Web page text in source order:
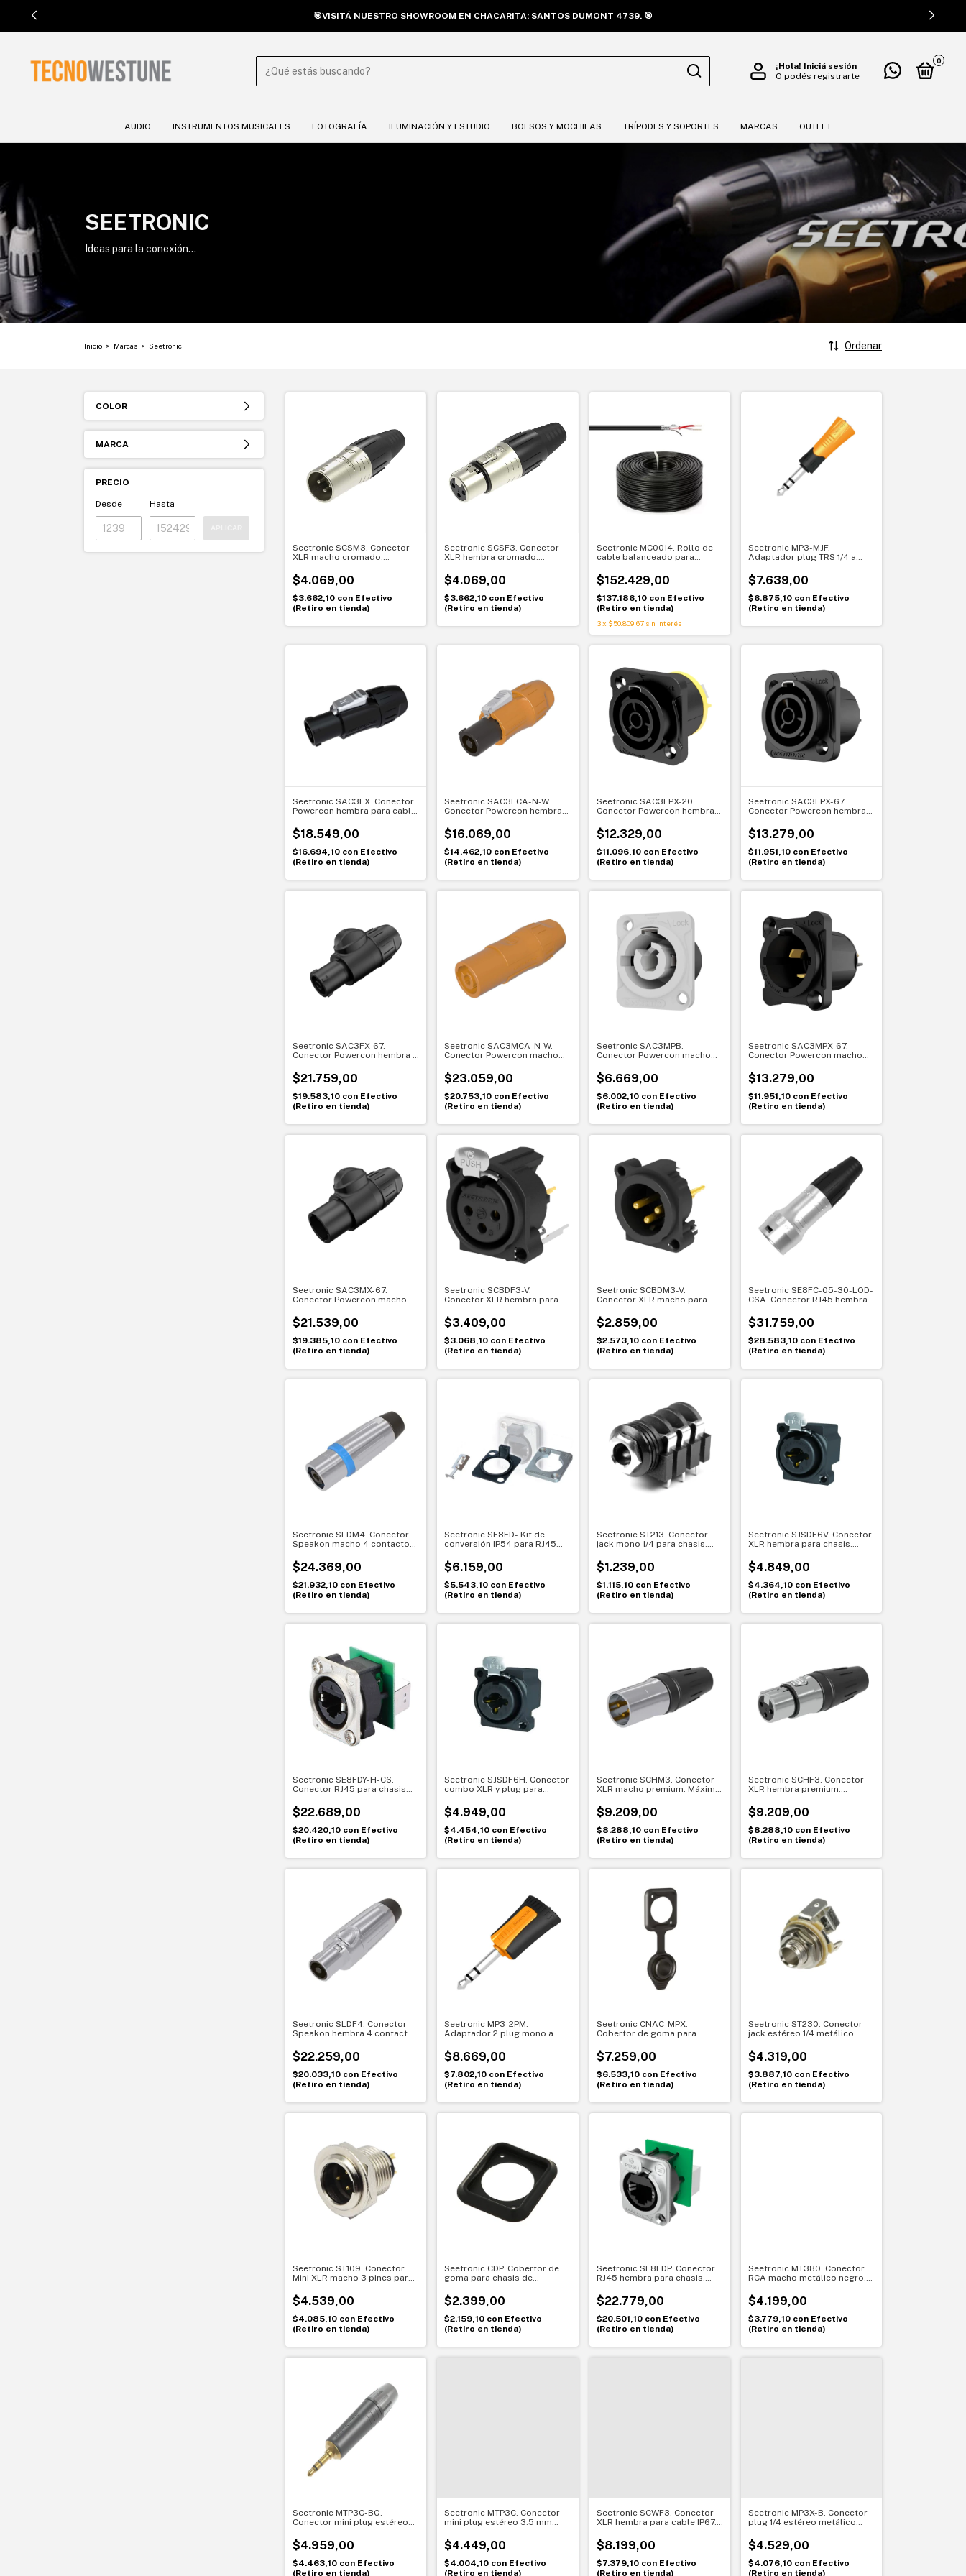
🎯VISITÁ NUESTRO SHOWROOM EN CHACARITA: SANTOS DUMONT 4739. 🎯
¡Hola! Iniciá sesión
O podés registrarte
0
AUDIO INSTRUMENTOS MUSICALES FOTOGRAFÍA ILUMINACIÓN Y ESTUDIO BOLSOS Y MOCHILAS TRÍPODES Y SOPORTES MARCAS OUTLET
SEETRONIC
Ideas para la conexión...
Inicio > Marcas > Seetronic Ordenar
COLOR
MARCA
PRECIO
Desde Hasta
Seetronic SCSM3. Conector
XLR macho cromado.
$4.069,00
$3.662,10 con Efectivo
(Retiro en tienda)
Seetronic SCSF3. Conector
XLR hembra cromado.
$4.069,00
$3.662,10 con Efectivo
(Retiro en tienda)
Seetronic MC0014. Rollo de
cable balanceado para
instalaciones fijas
$152.429,00
$137.186,10 con Efectivo
(Retiro en tienda)
3 x $50.809,67 sin interés
Seetronic MP3-MJF.
Adaptador plug TRS 1/4 a
práctica y versátil
$7.639,00
$6.875,10 con Efectivo
(Retiro en tienda)
Seetronic SAC3FX. Conector
Powercon hembra para cable
exteriores
$18.549,00
$16.694,10 con Efectivo
(Retiro en tienda)
Seetronic SAC3FCA-N-W.
Conector Powercon hembra
segura y sellada
$16.069,00
$14.462,10 con Efectivo
(Retiro en tienda)
Seetronic SAC3FPX-20.
Conector Powercon hembra
profesional IP65
$12.329,00
$11.096,10 con Efectivo
(Retiro en tienda)
Seetronic SAC3FPX-67.
Conector Powercon hembra
protección para exteriores
$13.279,00
$11.951,10 con Efectivo
(Retiro en tienda)
Seetronic SAC3FX-67.
Conector Powercon hembra a
en exteriores
$21.759,00
$19.583,10 con Efectivo
(Retiro en tienda)
Seetronic SAC3MCA-N-W.
Conector Powercon macho
segura y confiable
$23.059,00
$20.753,10 con Efectivo
(Retiro en tienda)
Seetronic SAC3MPB.
Conector Powercon macho
Conexión segura y estable
$6.669,00
$6.002,10 con Efectivo
(Retiro en tienda)
Seetronic SAC3MPX-67.
Conector Powercon macho
protección en exteriores
$13.279,00
$11.951,10 con Efectivo
(Retiro en tienda)
Seetronic SAC3MX-67.
Conector Powercon macho
seguridad en exteriores
$21.539,00
$19.385,10 con Efectivo
(Retiro en tienda)
Seetronic SCBDF3-V.
Conector XLR hembra para
con contactos dorados
$3.409,00
$3.068,10 con Efectivo
(Retiro en tienda)
Seetronic SCBDM3-V.
Conector XLR macho para
con contactos dorados
$2.859,00
$2.573,10 con Efectivo
(Retiro en tienda)
Seetronic SE8FC-05-30-LOD-
C6A. Conector RJ45 hembra
exteriores
$31.759,00
$28.583,10 con Efectivo
(Retiro en tienda)
Seetronic SLDM4. Conector
Speakon macho 4 contactos.
resistencia
$24.369,00
$21.932,10 con Efectivo
(Retiro en tienda)
Seetronic SE8FD- Kit de
conversión IP54 para RJ45
$6.159,00
$5.543,10 con Efectivo
(Retiro en tienda)
Seetronic ST213. Conector
jack mono 1/4 para chasis.
$1.239,00
$1.115,10 con Efectivo
(Retiro en tienda)
Seetronic SJSDF6V. Conector
XLR hembra para chasis.
$4.849,00
$4.364,10 con Efectivo
(Retiro en tienda)
Seetronic SE8FDY-H-C6.
Conector RJ45 para chasis
estable y profesional
$22.689,00
$20.420,10 con Efectivo
(Retiro en tienda)
Seetronic SJSDF6H. Conector
combo XLR y plug para
en una sola entrada
$4.949,00
$4.454,10 con Efectivo
(Retiro en tienda)
Seetronic SCHM3. Conector
XLR macho premium. Máxima
profesional
$9.209,00
$8.288,10 con Efectivo
(Retiro en tienda)
Seetronic SCHF3. Conector
XLR hembra premium.
rendimiento profesional
$9.209,00
$8.288,10 con Efectivo
(Retiro en tienda)
Seetronic SLDF4. Conector
Speakon hembra 4 contactos
para bafles
$22.259,00
$20.033,10 con Efectivo
(Retiro en tienda)
Seetronic MP3-2PM.
Adaptador 2 plug mono a
práctica y confiable
$8.669,00
$7.802,10 con Efectivo
(Retiro en tienda)
Seetronic CNAC-MPX.
Cobertor de goma para
Protección sellada para
conexiones
$7.259,00
$6.533,10 con Efectivo
(Retiro en tienda)
Seetronic ST230. Conector
jack estéreo 1/4 metálico
profesional
$4.319,00
$3.887,10 con Efectivo
(Retiro en tienda)
Seetronic ST109. Conector
Mini XLR macho 3 pines para
$4.539,00
$4.085,10 con Efectivo
(Retiro en tienda)
Seetronic CDP. Cobertor de
goma para chasis de
segura para conexiones
$2.399,00
$2.159,10 con Efectivo
(Retiro en tienda)
Seetronic SE8FDP. Conector
RJ45 hembra para chasis.
profesional
$22.779,00
$20.501,10 con Efectivo
(Retiro en tienda)
Seetronic MT380. Conector
RCA macho metálico negro.
$4.199,00
$3.779,10 con Efectivo
(Retiro en tienda)
Seetronic MTP3C-BG.
Conector mini plug estéreo
precisa con contacto dorado
$4.959,00
$4.463,10 con Efectivo
(Retiro en tienda)
Seetronic MTP3C. Conector
mini plug estéreo 3.5 mm
y confiable
$4.449,00
$4.004,10 con Efectivo
(Retiro en tienda)
Seetronic SCWF3. Conector
XLR hembra para cable IP67.
exteriores
$8.199,00
$7.379,10 con Efectivo
(Retiro en tienda)
Seetronic MP3X-B. Conector
plug 1/4 estéreo metálico
profesional
$4.529,00
$4.076,10 con Efectivo
(Retiro en tienda)